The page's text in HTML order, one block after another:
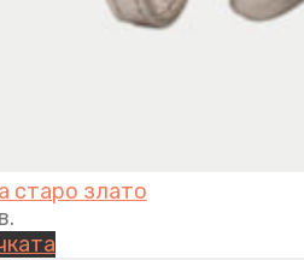
старо златo